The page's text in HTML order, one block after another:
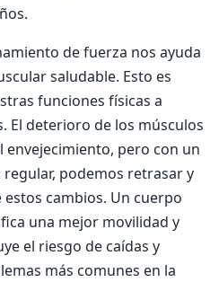
de fuerza nos ayuda
saludable. Esto es
funciones físicas a
El deterioro de los músculos
envejecimiento, pero con un
podemos retrasar y
cambios. Un cuerpo
una mejor movilidad y
el riesgo de caídas y
más comunes en la